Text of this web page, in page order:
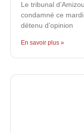
Le tribunal
condamné ce
détenu d’opinion
En savoir plus »